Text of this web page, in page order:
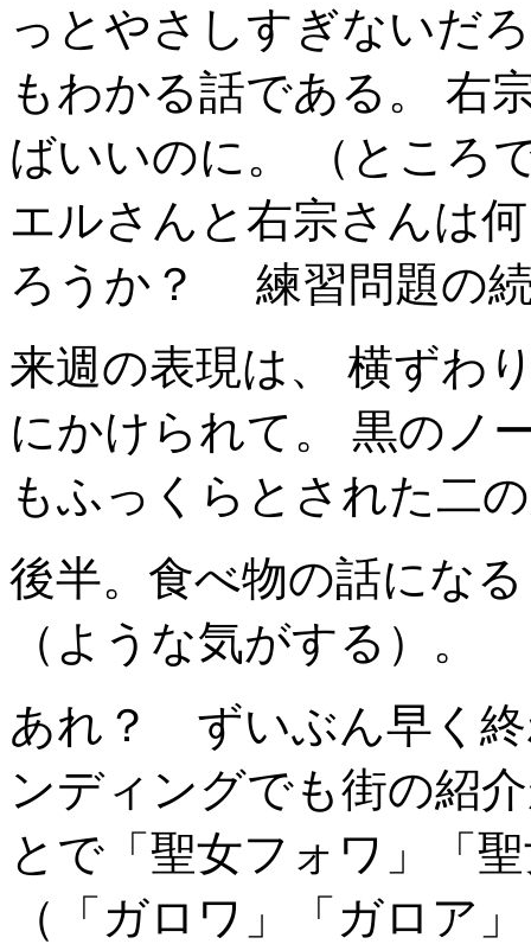
っとやさしすぎないだ
もわかる話である。 右
ばいいのに。 （ところ
エルさんと右宗さんは
ろうか？
練習問題の
来週の表現は、 横ずわ
にかけられて。 黒のノ
もふっくらとされた二
後半。食べ物の話にな
（ような気がする）。
あれ？ ずいぶん早く終
ンディングでも街の紹
とで「聖女フォワ」「
（「ガロワ」「ガロア